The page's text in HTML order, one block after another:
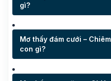
gì?
Mơ thấy đám cưới –
con gì?